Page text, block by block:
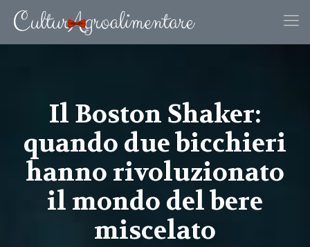
Il Boston Shaker:
quando due bicchieri
hanno rivoluzionato
il mondo del bere
miscelato